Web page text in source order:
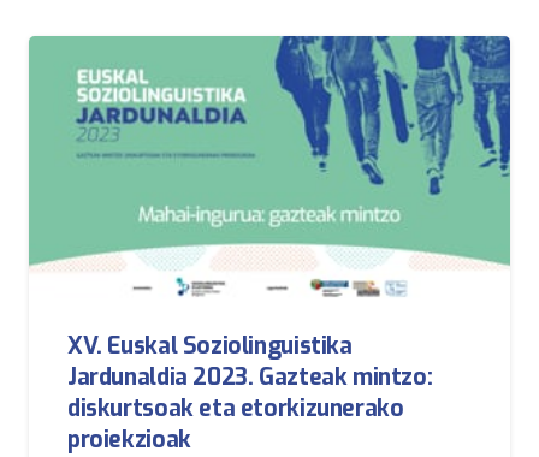
XV. Euskal Soziolinguistika
Jardunaldia 2023. Gazteak mintzo:
diskurtsoak eta etorkizunerako
proiekzioak